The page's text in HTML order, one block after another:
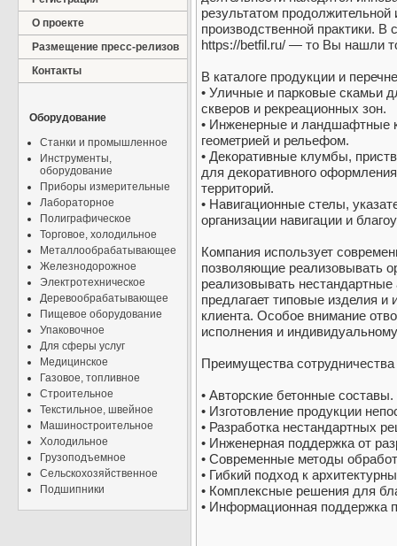
О проекте
Размещение пресс-релизов
Контакты
Оборудование
Станки и промышленное
Инструменты,
оборудование
Приборы измерительные
Лабораторное
Полиграфическое
Торговое, холодильное
Металлообрабатывающее
Железнодорожное
Электротехническое
Деревообрабатывающее
Пищевое оборудование
Упаковочное
Для сферы услуг
Медицинское
Газовое, топливное
Строительное
Текстильное, швейное
Машиностроительное
Холодильное
Грузоподъемное
Сельскохозяйственное
Подшипники
результатом
производственной практики.
https://betfil.ru/ — то Вы нашли
В каталоге продукции и
• Уличные и парковые скамьи
скверов и рекреационных зон.
• Инженерные и ландшафтные
геометрией и рельефом.
• Декоративные клумбы,
для декоративного
территорий.
• Навигационные стелы,
организации навигации и
Компания использует
позволяющие реализовывать
реализовывать
предлагает типовые изделия и
клиента. Особое внимание
исполнения и
Преимущества
• Авторские бетонные составы.
• Изготовление продукции
• Разработка нестандартных
• Инженерная поддержка от
• Современные методы
• Гибкий подход к
• Комплексные решения для
• Информационная поддержка